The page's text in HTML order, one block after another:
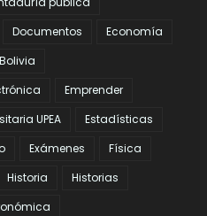
Documentos
Economía
Emprender
UPEA
Estadísticas
Exámenes
Física
Historia
Historias